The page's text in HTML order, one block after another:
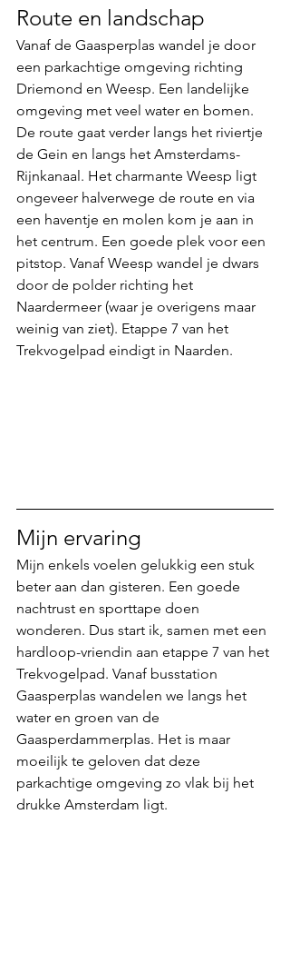
Route en landschap
Vanaf de Gaasperplas wandel je door
een parkachtige omgeving richting
Driemond en Weesp. Een landelijke
omgeving met veel water en bomen.
De route gaat verder langs het riviertje
de Gein en langs het Amsterdams-
Rijnkanaal. Het charmante Weesp ligt
ongeveer halverwege de route en via
een haventje en molen kom je aan in
het centrum. Een goede plek voor een
pitstop. Vanaf Weesp wandel je dwars
door de polder richting het
Naardermeer (waar je overigens maar
weinig van ziet). Etappe 7 van het
Trekvogelpad eindigt in Naarden.
Mijn ervaring
Mijn enkels voelen gelukkig een stuk
beter aan dan gisteren. Een goede
nachtrust en sporttape doen
wonderen. Dus start ik, samen met een
hardloop-vriendin aan etappe 7 van het
Trekvogelpad. Vanaf busstation
Gaasperplas wandelen we langs het
water en groen van de
Gaasperdammerplas. Het is maar
moeilijk te geloven dat deze
parkachtige omgeving zo vlak bij het
drukke Amsterdam ligt.